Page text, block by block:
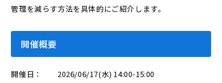
管理を減らす方法を具体的にご紹介します。
開催概要
開催日： 2026/06/17(水) 14:00-15:00